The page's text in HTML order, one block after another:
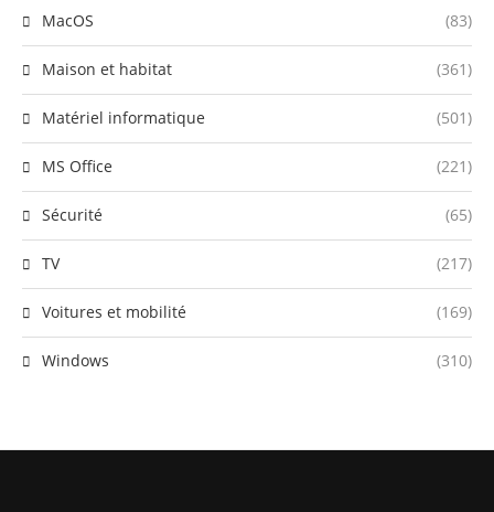
MacOS (83)
Maison et habitat (361)
Matériel informatique (501)
MS Office (221)
Sécurité (65)
TV (217)
Voitures et mobilité (169)
Windows (310)